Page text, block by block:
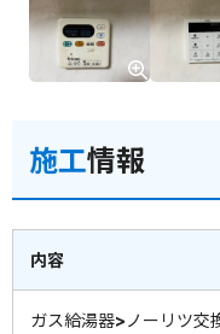
施工情報
内容
ガス給湯器>ノーリツ交